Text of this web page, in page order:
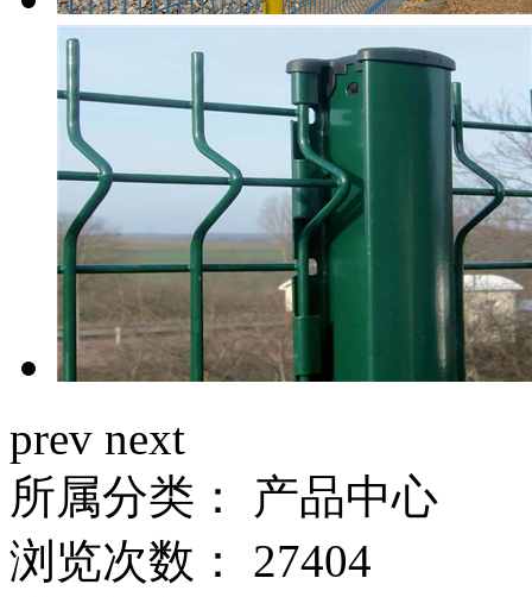
prev next
所属分类：
产品中心
浏览次数：
27404